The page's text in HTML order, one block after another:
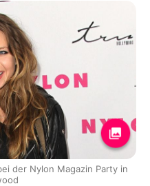
der Nylon Magazin Party in